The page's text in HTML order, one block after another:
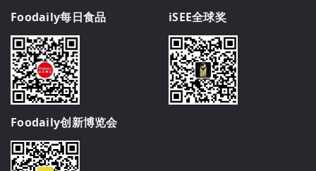
Foodaily每日食品 iSEE全球奖
Foodaily创新博览会